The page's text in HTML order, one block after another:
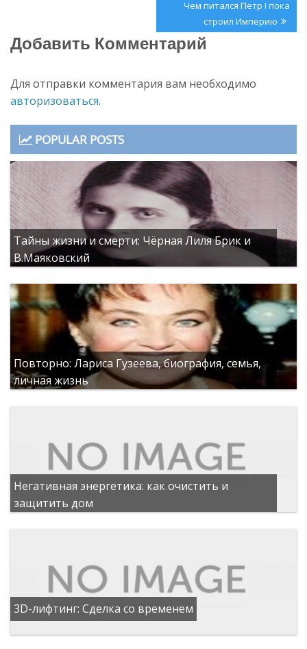
Next
Чем питался Петр I пока
строил Империю
Добавить Комментарий
Для отправки комментария вам необходимо
авторизоваться.
POPULAR POSTS
Тайны жизни и смерти: Чёрная Лиля Брик и
В.Маяковский
Повторно: Лариса Гузеева, биография, семья,
личная жизнь
Негативная энергетика: как очистить и
защитить дом
3D-лифтинг: Сделка со временем